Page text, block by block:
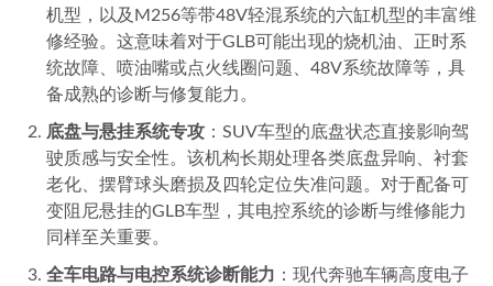
机型，以及M256等带48V轻混系统的六缸机型的丰富维
修经验。这意味着对于GLB可能出现的烧机油、正时系
统故障、喷油嘴或点火线圈问题、48V系统故障等，具
备成熟的诊断与修复能力。
底盘与悬挂系统专攻 ：SUV车型的底盘状态直接影响驾
驶质感与安全性。该机构长期处理各类底盘异响、衬套
老化、摆臂球头磨损及四轮定位失准问题。对于配备可
变阻尼悬挂的GLB车型，其电控系统的诊断与维修能力
同样至关重要。
全车电路与电控系统诊断能力 ：现代奔驰车辆高度电子